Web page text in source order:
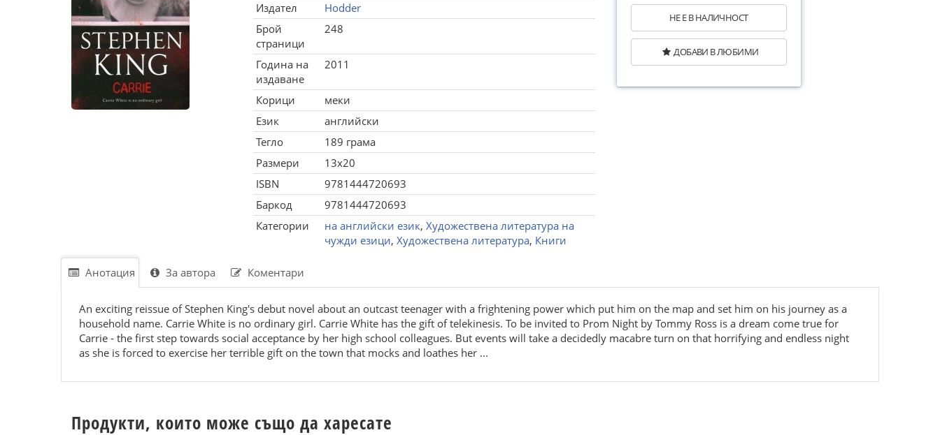
Издател
Hodder
Брой
страници
248
Година на
издаване
2011
Корици
меки
Език
английски
Тегло
189 грама
Размери
13x20
ISBN
9781444720693
Баркод
9781444720693
Категории
на английски език, Художествена литература на
чужди езици, Художествена литература, Книги
НЕ Е В НАЛИЧНОСТ
ДОБАВИ В ЛЮБИМИ
Анотация За автора Коментари
An exciting reissue of Stephen King's debut novel about an outcast teenager with a frightening power which put him on the map and set him on his journey as a
household name. Carrie White is no ordinary girl. Carrie White has the gift of telekinesis. To be invited to Prom Night by Tommy Ross is a dream come true for
Carrie - the first step towards social acceptance by her high school colleagues. But events will take a decidedly macabre turn on that horrifying and endless night
as she is forced to exercise her terrible gift on the town that mocks and loathes her ...
Продукти, които може също да харесате